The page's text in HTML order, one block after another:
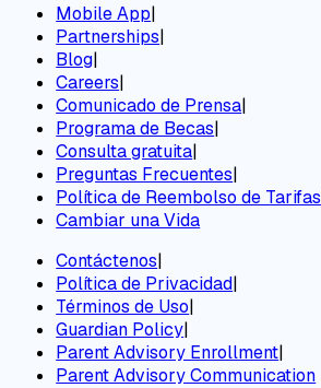
Mobile App|
Partnerships|
Blog|
Careers|
Comunicado de Prensa|
Programa de Becas|
Consulta gratuita|
Preguntas Frecuentes|
Política de Reembolso de Tarifas
Cambiar una Vida
Contáctenos|
Política de Privacidad|
Términos de Uso|
Guardian Policy|
Parent Advisory Enrollment|
Parent Advisory Communication